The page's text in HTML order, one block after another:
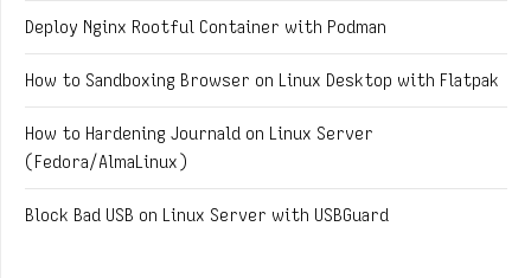
Deploy Nginx Rootful Container with Podman
How to Sandboxing Browser on Linux Desktop with Flatpak
How to Hardening Journald on Linux Server
(Fedora/AlmaLinux)
Block Bad USB on Linux Server with USBGuard